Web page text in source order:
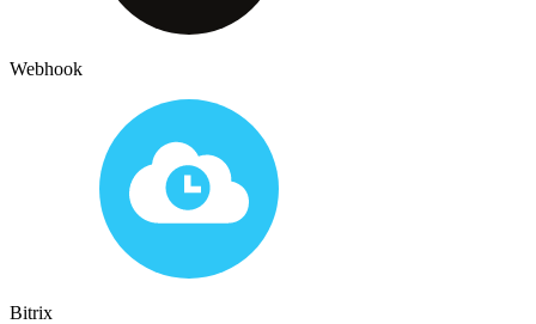
Webhook
Bitrix